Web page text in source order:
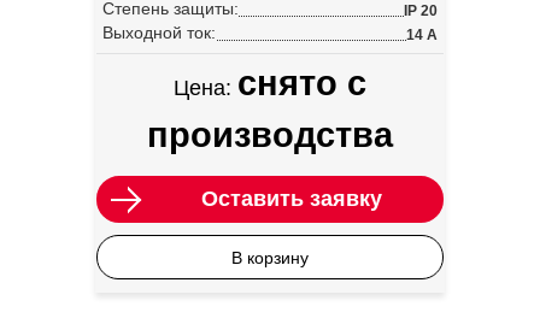
Степень защиты: IP 20
Выходной ток: 14 А
Цена: снято с
производства
Оставить заявку
В корзину